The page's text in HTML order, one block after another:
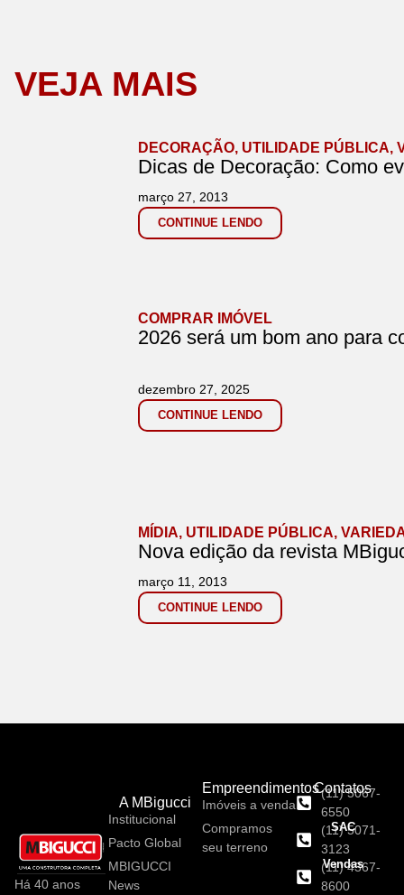
VEJA MAIS
DECORAÇÃO, UTILIDADE PÚBLICA,
Dicas de Decoração: Como
CONTINUE LENDO
março 27, 2013
COMPRAR IMÓVEL
2026 será um bom ano para
CONTINUE LENDO
dezembro 27, 2025
MÍDIA, UTILIDADE PÚBLICA,
Nova edição da revista
CONTINUE LENDO
março 11, 2013
Há 40 anos
A MBigucci
Institucional
Pacto Global
MBIGUCCI
News
Empreendimentos
Imóveis a venda
Compramos
seu terreno
Contatos
(11) 5067-
6550
SAC
(11) 5071-
3123
Vendas
(11) 4367-
8600